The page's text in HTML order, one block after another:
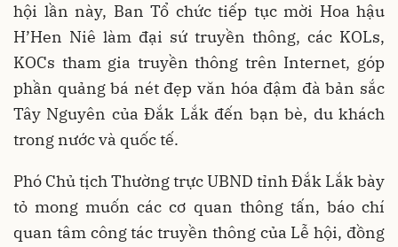
hội lần này, Ban Tổ chức tiếp tục mời Hoa hậu
H’Hen Niê làm đại sứ truyền thông, các KOLs,
KOCs tham gia truyền thông trên Internet, góp
phần quảng bá nét đẹp văn hóa đậm đà bản sắc
Tây Nguyên của Đắk Lắk đến bạn bè, du khách
trong nước và quốc tế.
Phó Chủ tịch Thường trực UBND tỉnh Đắk Lắk bày
tỏ mong muốn các cơ quan thông tấn, báo chí
quan tâm công tác truyền thông của Lễ hội, đồng